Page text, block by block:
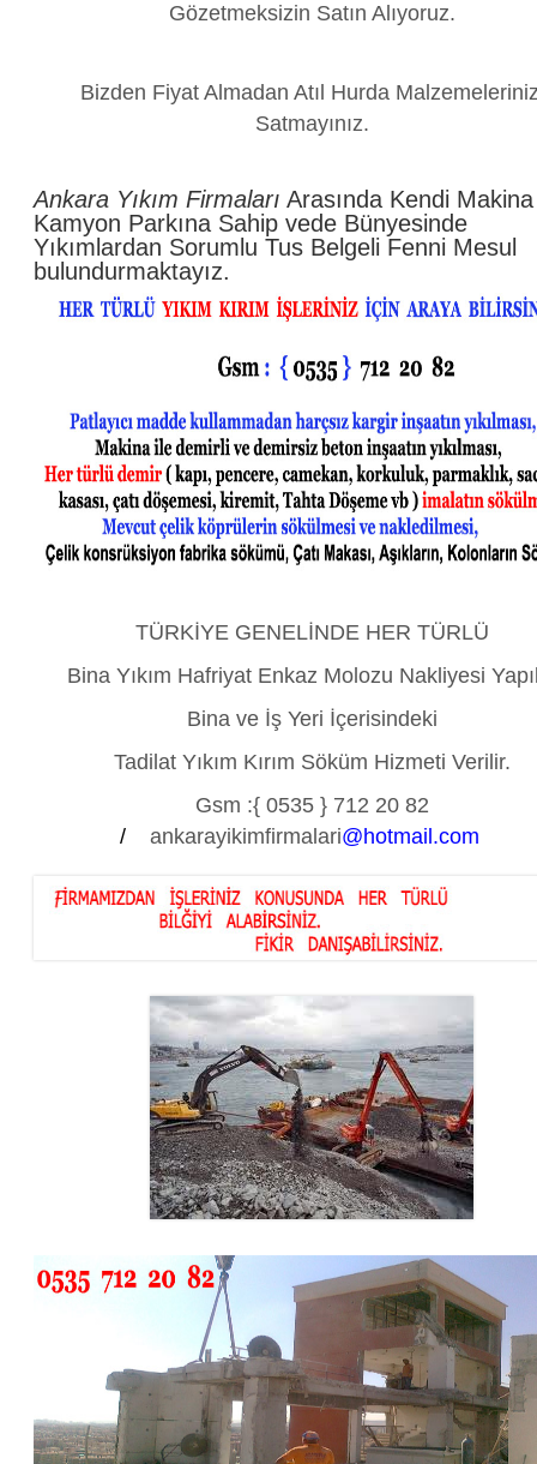
Gözetmeksizin Satın Alıyoruz.
Bizden Fiyat Almadan Atıl Hurda
Satmayınız.
Ankara Yıkım Firmaları Arasında Kendi
Kamyon Parkına Sahip vede Bünyesinde
Yıkımlardan Sorumlu Tus Belgeli Fenni Mesul
bulundurmaktayız.
TÜRKİYE GENELİNDE HER TÜRLÜ
Bina Yıkım Hafriyat Enkaz Molozu Nakliyesi
Bina ve İş Yeri İçerisindeki
Tadilat Yıkım Kırım Söküm Hizmeti Verilir.
Gsm :{ 0535 } 712 20 82
/
ankarayikimfirmalari@hotmail.com